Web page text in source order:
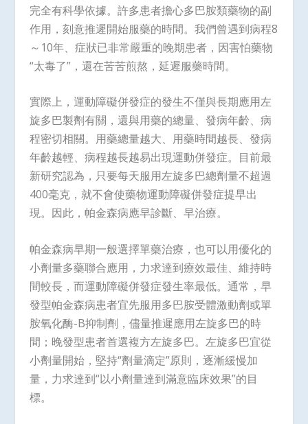
完全有科學依據。許多患者擔心多巴胺類藥物的副
作用，刻意推遲開始服藥的時間。我們曾遇到病程8
～10年、症狀已非常嚴重的晚期患者，因害怕藥物
“太毒了”，還在苦苦煎熬，延遲服藥時間。
實際上，運動障礙併發症的發生不僅與長期應用左
旋多巴製劑有關，還與用藥的總量、發病年齡、病
程密切相關。用藥總量越大、用藥時間越長、發病
年齡越輕、病程越長越易出現運動併發症。目前最
新研究認為，只要每天服用左旋多巴總劑量不超過
400毫克，就不會使藥物運動障礙併發症提早出
現。因此，帕金森病應早診斷、早治療。
帕金森病早期一般選擇單藥治療，也可以用優化的
小劑量多藥聯合應用，力求達到療效最佳、維持時
間較長，而運動障礙併發症發生率最低。通常，早
發型帕金森病患者宜先服用多巴胺受體激動劑或單
胺氧化酶-B抑制劑，儘量推遲應用左旋多巴的時
間；晚發型患者首選複方左旋多巴。左旋多巴宜從
小劑量開始，堅持“劑量滴定”原則，逐漸緩慢加
量，力求達到“以小劑量達到滿意臨床效果”的目
標。